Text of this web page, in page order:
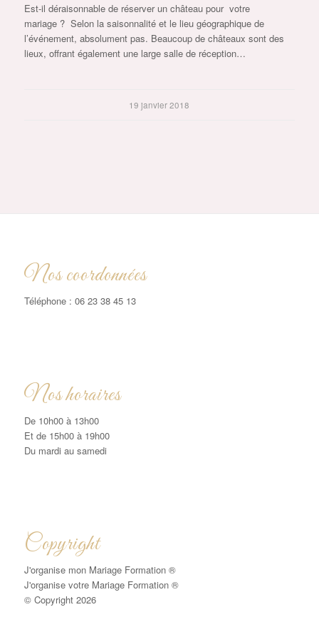
Est-il déraisonnable de réserver un château pour votre
mariage ? Selon la saisonnalité et le lieu géographique de
l’événement, absolument pas. Beaucoup de châteaux sont des
lieux, offrant également une large salle de réception…
19 janvier 2018
Nos coordonnées
Téléphone : 06 23 38 45 13
Nos horaires
De 10h00 à 13h00
Et de 15h00 à 19h00
Du mardi au samedi
Copyright
J'organise mon Mariage Formation ®
J'organise votre Mariage Formation ®
© Copyright 2026